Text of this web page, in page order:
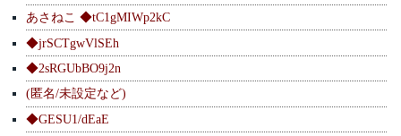
あさねこ ◆tC1gMIWp2kC
◆jrSCTgwVlSEh
◆2sRGUbBO9j2n
(匿名/未設定など)
◆GESU1/dEaE